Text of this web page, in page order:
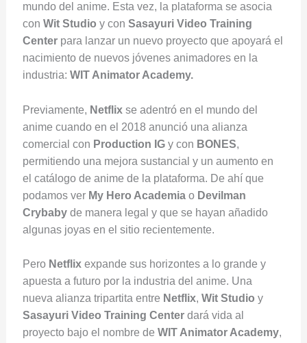
mundo del anime. Esta vez, la plataforma se asocia
con Wit Studio y con Sasayuri Video Training
Centerpara lanzar un nuevo proyecto que apoyará el
nacimiento de nuevos jóvenes animadores en la
industria: WIT Animator Academy.
Previamente, Netflix se adentró en el mundo del
anime cuando en el 2018 anunció una alianza
comercial con Production IGy con BONES,
permitiendo una mejora sustancial y un aumento en
el catálogo de anime de la plataforma. De ahí que
podamos ver My Hero Academiao Devilman
Crybaby de manera legal y que se hayan añadido
algunas joyas en el sitio recientemente.
Pero Netflix expande sus horizontes a lo grande y
apuesta a futuro por la industria del anime. Una
nueva alianza tripartita entre Netflix, Wit Studio y
Sasayuri Video Training Center dará vida al
proyecto bajo el nombre de WIT Animator Academy,